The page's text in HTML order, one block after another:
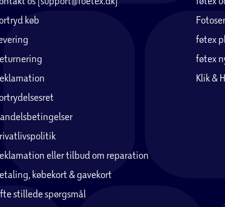
køb
eller tilbud om reparation
købekort & gavekort
stillede spørgsmål
føtex
føtex
Klik &